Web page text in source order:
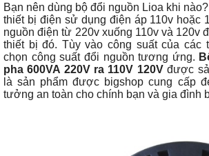
Bạn nên dùng bộ đổi nguồn Lioa khi
thiết bị điện sử dụng điện áp 110v hoặc
nguồn điện từ 220v xuống 110v và 120v
thiết bị đó. Tùy vào công suất của các
chọn công suất đổi nguồn tương ứng.
pha 600VA 220V ra 110V 120Vđược
là sản phẩm được bigshop cung cấp
tưởng an toàn cho chính bạn và gia đình